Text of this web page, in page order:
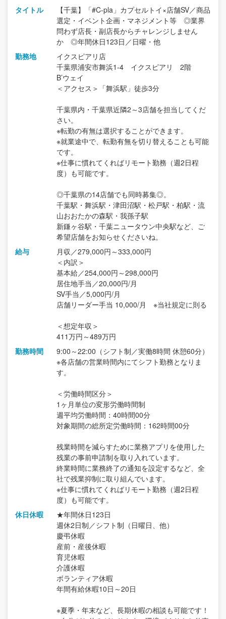
タイトル
【千葉】「#C-pla」カプセルトイ×店舗SV／商品
選定・イベント企画・マネジメント等 ◎業界
問わず店長・副店長からチャレンジしません
か ◎年間休日123日／日曜・他
勤務地
イクスピアリ店
千葉県浦安市舞浜1-4 イクスピアリ 2階
B’ウェイ
＜アクセス＞「舞浜駅」徒歩3分
千葉県内・千葉県近隣2～3店舗を担当してくだ
さい。
※転勤の有無は選択することができます。
※就業途中で、転勤有無を切り替えることも可能
です。
※仕事に慣れてくればリモート勤務（週2日程
度）も可能です。
◎千葉県の14店舗でも同時募集◎。
千葉駅・舞浜駅・津田沼駅・松戸駅・柏駅・流
山おおたかの森駅・我孫子駅
新鎌ヶ谷駅・千葉ニュータウン中央駅など、ご
希望店舗をお知らせくださいね。
給与
月収／279,000円～333,000円
＜内訳＞
基本給／254,000円～298,000円
居住地手当／20,000円/月
SV手当／5,000円/月
店舗リーダー手当 10,000/月 ※当社規定に則る
＜想定年収＞
411万円～489万円
勤務時間
9:00～22:00（シフト制／実働8時間 休憩60分）
※各店舗の営業時間内にてシフト勤務となりま
す。
＜労働時間区分＞
1ヶ月単位の変形労働時間制
週平均労働時間：40時間00分
対象期間の総所定労働時間：162時間00分
残業時間を減らすために業務アプリを使用した
残業の事前申請制を取り入れています。
終業時間に業務終了の通知を設定するなど、全
社で残業抑制に取り組んでいます。
※仕事に慣れてくればリモート勤務（週2日程
度）も可能です。
休日休暇
★年間休日123日
週休2日制／シフト制（日曜日、他）
慶弔休暇
産前・産後休暇
育児休暇
介護休暇
ボランティア休暇
年間有給休暇10日～20日
※夏季・年末など、長期休暇の相談も可能です！